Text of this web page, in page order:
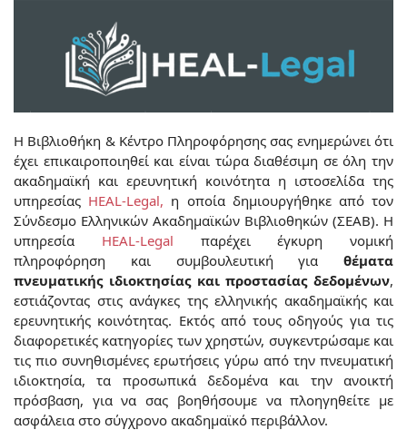
Η Βιβλιοθήκη & Κέντρο Πληροφόρησης σας ενημερώνει ότι
έχει επικαιροποιηθεί και είναι τώρα διαθέσιμη σε όλη την
ακαδημαϊκή και ερευνητική κοινότητα η ιστοσελίδα της
υπηρεσίας HEAL-Legal, η οποία δημιουργήθηκε από τον
Σύνδεσμο Ελληνικών Ακαδημαϊκών Βιβλιοθηκών (ΣΕΑΒ). Η
υπηρεσία HEAL-Legal παρέχει έγκυρη νομική
πληροφόρηση και συμβουλευτική για θέματα
πνευματικής ιδιοκτησίας και προστασίας δεδομένων,
εστιάζοντας στις ανάγκες της ελληνικής ακαδημαϊκής και
ερευνητικής κοινότητας. Εκτός από τους οδηγούς για τις
διαφορετικές κατηγορίες των χρηστών, συγκεντρώσαμε και
τις πιο συνηθισμένες ερωτήσεις γύρω από την πνευματική
ιδιοκτησία, τα προσωπικά δεδομένα και την ανοικτή
πρόσβαση, για να σας βοηθήσουμε να πλοηγηθείτε με
ασφάλεια στο σύγχρονο ακαδημαϊκό περιβάλλον.